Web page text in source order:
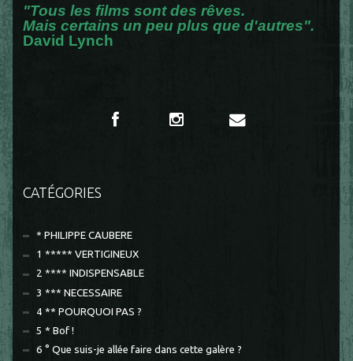
"Tous les films sont des rêves.
Mais certains un peu plus que d'autres".
David Lynch
CATÉGORIES
* PHILIPPE CAUBERE
1 ***** VERTIGINEUX
2 **** INDISPENSABLE
3 *** NECESSAIRE
4 ** POURQUOI PAS ?
5 * Bof !
6 ° Que suis-je allée faire dans cette galère ?